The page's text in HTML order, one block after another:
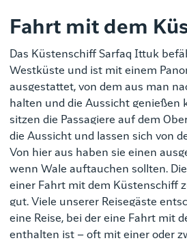
Fahrt mit dem
Das Küstenschiff Sarfaq Ittuk
Westküste und ist mit einem
ausgestattet, von dem aus man
halten und die Aussicht genießen
sitzen die Passagiere auf dem
die Aussicht und lassen sich von
Von hier aus haben sie einen
wenn Wale auftauchen sollten.
einer Fahrt mit dem Küstenschiff
gut. Viele unserer Reisegäste
eine Reise, bei der eine Fahrt mit
enthalten ist – oft mit einer oder